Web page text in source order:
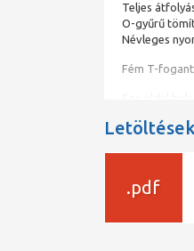
Teljes
O-gyűrű
Névleges
Fém T-
Letöltések
.pdf